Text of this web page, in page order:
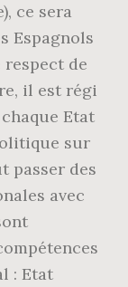
ce sera
Espagnols
respect de
il est régi
Etat
sur
passer des
avec
: Etat